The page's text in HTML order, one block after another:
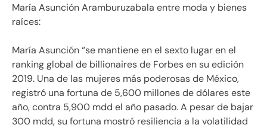
María Asunción Aramburuzabala entre moda y bienes
raíces:
María Asunción “se mantiene en el sexto lugar en el
ranking global de billionaires de Forbes en su edición
2019. Una de las mujeres más poderosas de México,
registró una fortuna de 5,600 millones de dólares este
año, contra 5,900 mdd el año pasado. A pesar de bajar
300 mdd, su fortuna mostró resiliencia a la volatilidad